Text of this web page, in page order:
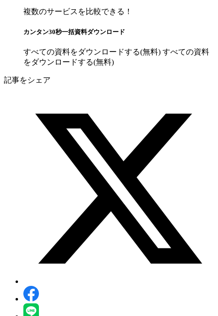
複数のサービスを比較できる！
カンタン30秒一括資料ダウンロード
すべての資料をダウンロードする(無料) すべての資料
をダウンロードする(無料)
記事をシェア